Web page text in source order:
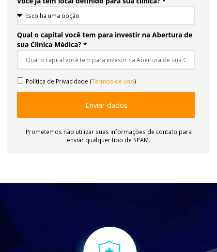
Qual o capital você tem para investir na Abertura de
sua Clínica Médica? *
Política de Privacidade (Termos de uso)
Enviar dados
Prometemos não utilizar suas informações de contato para
enviar qualquer tipo de SPAM.